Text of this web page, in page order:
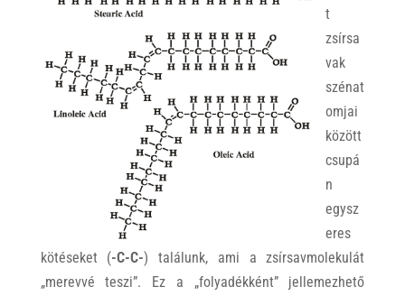
t
zsírsa
vak
szénat
omjai
között
csupá
n
egysz
eres
kötéseket (-C-C-) találunk, ami a zsírsavmolekulát
„merevvé teszi”. Ez a „folyadékként” jellemezhető